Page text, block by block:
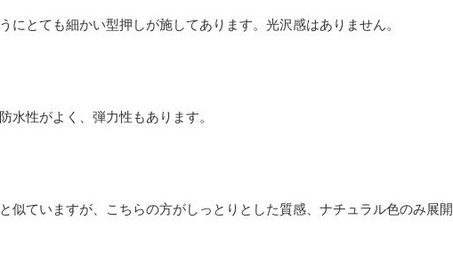
にとても細かい型押しが施してあります。光沢感はありません。
水性がよく、弾力性もあります。
似ていますが、こちらの方がしっとりとした質感、ナチュラル色のみ展開